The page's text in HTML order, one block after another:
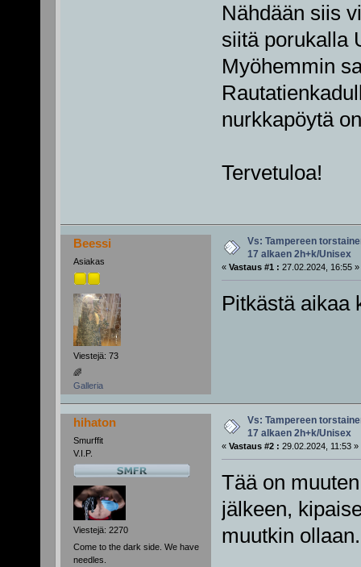
Nähdään siis
siitä porukalla
Myöhemmin
nurkkapöytä
Tervetuloa!
Beessi
Asiakas
Viestejä: 73
🌈
Galleria
Vs: Tampereen
17 alkaen 2h+k/Unisex
« Vastaus #1 : 27.02.2024, 16:55 »
Pitkästä
hihaton
Smurffit
V.I.P.
Viestejä: 2270
Come to the dark side. We have
needles.
Vs: Tampereen
17 alkaen 2h+k/Unisex
« Vastaus #2 : 29.02.2024, 11:53 »
Tää on
jälkeen,
muutkin ollaan.